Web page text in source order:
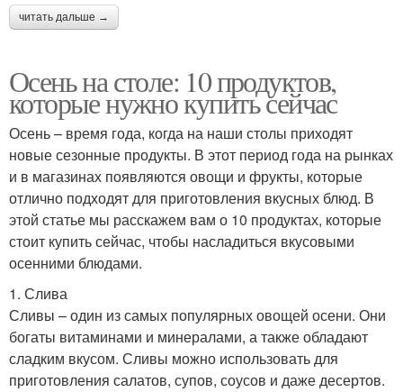
читать дальше →
Осень на столе: 10 продуктов,
которые нужно купить сейчас
Осень – время года, когда на наши столы приходят
новые сезонные продукты. В этот период года на рынках
и в магазинах появляются овощи и фрукты, которые
отлично подходят для приготовления вкусных блюд. В
этой статье мы расскажем вам о 10 продуктах, которые
стоит купить сейчас, чтобы насладиться вкусовыми
осенними блюдами.
1. Слива
Сливы – один из самых популярных овощей осени. Они
богаты витаминами и минералами, а также обладают
сладким вкусом. Сливы можно использовать для
приготовления салатов, супов, соусов и даже десертов.